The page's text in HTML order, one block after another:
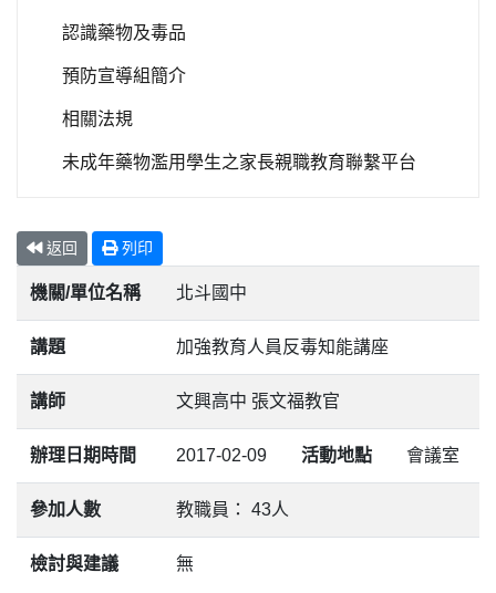
認識藥物及毒品
預防宣導組簡介
相關法規
未成年藥物濫用學生之家長親職教育聯繫平台
返回 列印
機關/單位名稱 北斗國中
講題 加強教育人員反毒知能講座
講師 文興高中 張文福教官
辦理日期時間 2017-02-09 活動地點 會議室
參加人數 教職員： 43人
檢討與建議 無